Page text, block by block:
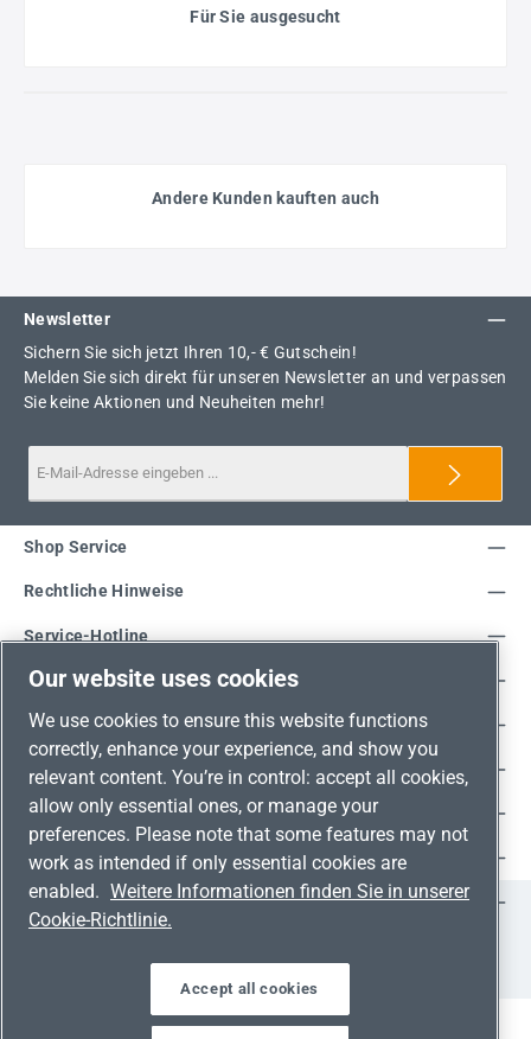
Für Sie ausgesucht
Andere Kunden kauften auch
Newsletter
Sichern Sie sich jetzt Ihren 10,- € Gutschein!
Melden Sie sich direkt für unseren Newsletter an und verpassen
Sie keine Aktionen und Neuheiten mehr!
Service-Hotline
Shop Service
Rechtliche Hinweise
Unsere Vorteile
Versandarten
Zahlungsarten
Adresse
Umweltschutz & Partnerschaft
Jetzt auf Social Media folgen!
FacebookInstagramYouTubeLinkedIn
Our website uses cookies
We use cookies to ensure this website functions
correctly, enhance your experience, and show you
relevant content. You’re in control: accept all cookies,
allow only essential ones, or manage your
preferences. Please note that some features may not
work as intended if only essential cookies are
enabled. Weitere Informationen finden Sie in unserer
Cookie-Richtlinie.
Accept all cookies